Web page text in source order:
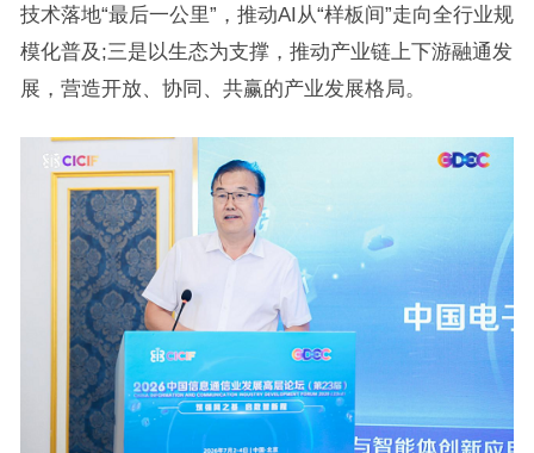
技术落地“最后一公里”，推动AI从“样板间”走向全行业规
模化普及;三是以生态为支撑，推动产业链上下游融通发
展，营造开放、协同、共赢的产业发展格局。